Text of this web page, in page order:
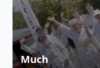
Much